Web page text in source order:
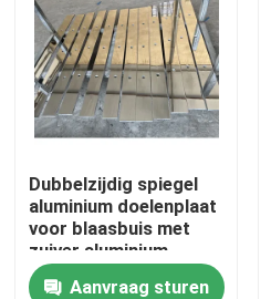
Dubbelzijdig spiegel
aluminium doelenplaat
voor blaasbuis met
zuiver aluminium
doelenplaat
Aanvraag sturen